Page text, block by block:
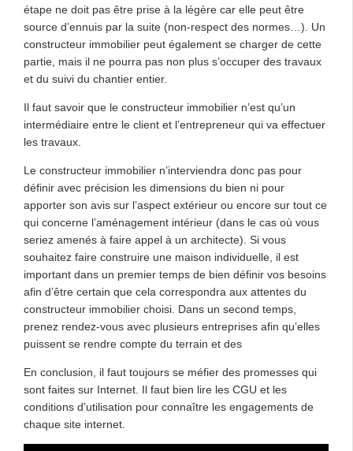
étape ne doit pas être prise à la légère car elle peut être
source d’ennuis par la suite (non-respect des normes…). Un
constructeur immobilier peut également se charger de cette
partie, mais il ne pourra pas non plus s’occuper des travaux
et du suivi du chantier entier.
Il faut savoir que le constructeur immobilier n’est qu’un
intermédiaire entre le client et l’entrepreneur qui va effectuer
les travaux.
Le constructeur immobilier n’interviendra donc pas pour
définir avec précision les dimensions du bien ni pour
apporter son avis sur l’aspect extérieur ou encore sur tout ce
qui concerne l’aménagement intérieur (dans le cas où vous
seriez amenés à faire appel à un architecte). Si vous
souhaitez faire construire une maison individuelle, il est
important dans un premier temps de bien définir vos besoins
afin d’être certain que cela correspondra aux attentes du
constructeur immobilier choisi. Dans un second temps,
prenez rendez-vous avec plusieurs entreprises afin qu’elles
puissent se rendre compte du terrain et des
En conclusion, il faut toujours se méfier des promesses qui
sont faites sur Internet. Il faut bien lire les CGU et les
conditions d’utilisation pour connaître les engagements de
chaque site internet.